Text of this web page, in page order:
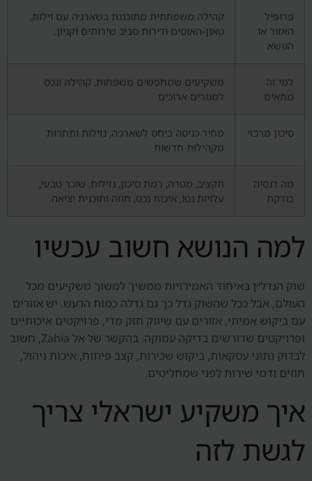
פרופיל
האזור או
הנושא
קהילה משפחתית מתוכננת בשארג׳ה עם וילות,
טאון-האוסים ודירות סביב שירותים וקניון.
למי זה
מתאים
משקיעים שמחפשים משפחות, קהילה ונכס
למגורים ארוכים
סיכון מרכזי
מחיר כניסה ביחס לשארג׳ה, נזילות ותחרות
מקהילות חדשות
מה דנסיה
בודקת
תקציב, מטרה, רמת סיכון, נזילות, שוכר טבעי,
עלויות נטו, איכות נכס, חוזה ותוכנית יציאה.
למה הנושא חשוב עכשיו
שוק הנדל״ן באיחוד האמירויות ממשיך למשוך משקיעים מכל
העולם, אבל ככל שהשוק גדל כך גם גדלה כמות הרעש. יש אזורים
עם ביקוש אמיתי, אזורים עם שיווק חזק מדי, פרויקטים איכותיים
ופרויקטים שדורשים בדיקה עמוקה. בהקשר של אל Zahia, חשוב
לבדוק נתוני עסקאות, ביקוש שכירות, קצב פיתוח, איכות ניהול,
חוזים ודמי שירות לפני שמחליטים.
איך משקיע ישראלי צריך
לגשת לזה